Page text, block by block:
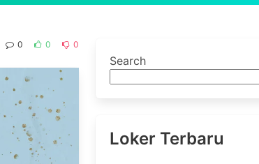
0 0 0
Search
Loker Terbaru